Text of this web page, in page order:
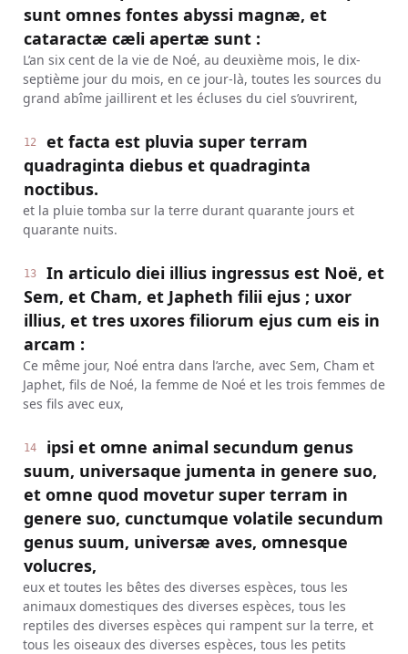
sunt omnes fontes abyssi magnæ, et
cataractæ cæli apertæ sunt :
L’an six cent de la vie de Noé, au deuxième mois, le dix-
septième jour du mois, en ce jour-là, toutes les sources du
grand abîme jaillirent et les écluses du ciel s’ouvrirent,
12
et facta est pluvia super terram
quadraginta diebus et quadraginta
noctibus.
et la pluie tomba sur la terre durant quarante jours et
quarante nuits.
13
In articulo diei illius ingressus est Noë, et
Sem, et Cham, et Japheth filii ejus ; uxor
illius, et tres uxores filiorum ejus cum eis in
arcam :
Ce même jour, Noé entra dans l’arche, avec Sem, Cham et
Japhet, fils de Noé, la femme de Noé et les trois femmes de
ses fils avec eux,
14
ipsi et omne animal secundum genus
suum, universaque jumenta in genere suo,
et omne quod movetur super terram in
genere suo, cunctumque volatile secundum
genus suum, universæ aves, omnesque
volucres,
eux et toutes les bêtes des diverses espèces, tous les
animaux domestiques des diverses espèces, tous les
reptiles des diverses espèces qui rampent sur la terre, et
tous les oiseaux des diverses espèces, tous les petits